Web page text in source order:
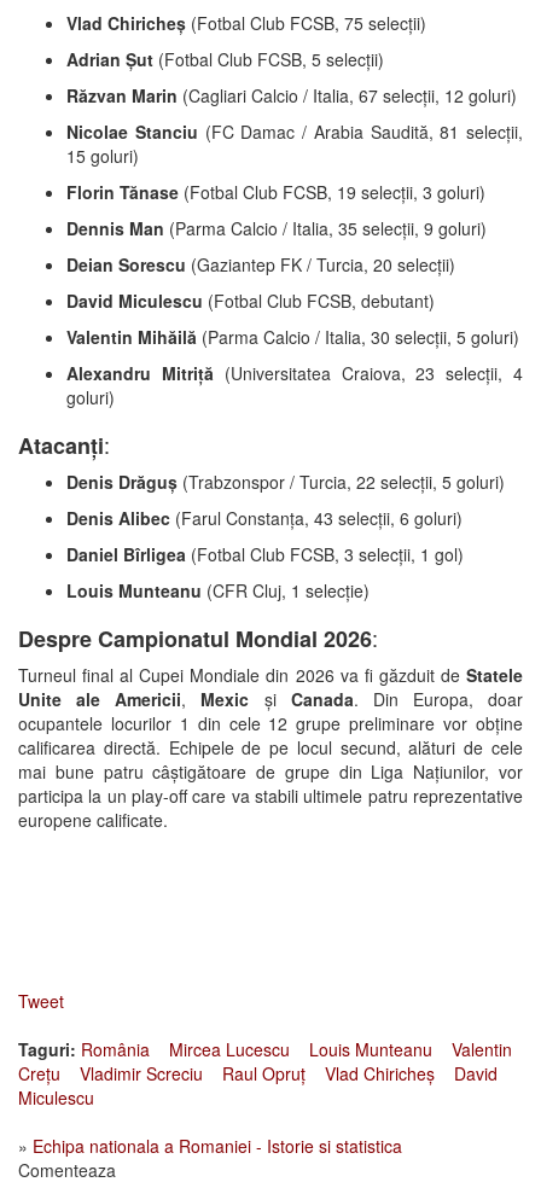
Vlad Chiricheș (Fotbal Club FCSB, 75 selecții)
Adrian Șut (Fotbal Club FCSB, 5 selecții)
Răzvan Marin (Cagliari Calcio / Italia, 67 selecții, 12 goluri)
Nicolae Stanciu (FC Damac / Arabia Saudită, 81 selecții,
15 goluri)
Florin Tănase (Fotbal Club FCSB, 19 selecții, 3 goluri)
Dennis Man (Parma Calcio / Italia, 35 selecții, 9 goluri)
Deian Sorescu (Gaziantep FK / Turcia, 20 selecții)
David Miculescu (Fotbal Club FCSB, debutant)
Valentin Mihăilă (Parma Calcio / Italia, 30 selecții, 5 goluri)
Alexandru Mitriță(Universitatea Craiova, 23 selecții, 4
goluri)
Atacanți:
Denis Drăguș (Trabzonspor / Turcia, 22 selecții, 5 goluri)
Denis Alibec (Farul Constanța, 43 selecții, 6 goluri)
Daniel Bîrligea (Fotbal Club FCSB, 3 selecții, 1 gol)
Louis Munteanu (CFR Cluj, 1 selecție)
Despre Campionatul Mondial 2026:
Turneul final al Cupei Mondiale din 2026 va fi găzduit de Statele
Unite ale Americii, Mexic și Canada. Din Europa, doar
ocupantele locurilor 1 din cele 12 grupe preliminare vor obține
calificarea directă. Echipele de pe locul secund, alături de cele
mai bune patru câștigătoare de grupe din Liga Națiunilor, vor
participa la un play-off care va stabili ultimele patru reprezentative
europene calificate.
Tweet
Taguri: România Mircea Lucescu Louis Munteanu
Valentin
Crețu
Vladimir Screciu Raul Opruț Vlad Chiricheș
David
Miculescu
» Echipa nationala a Romaniei - Istorie si statistica
Comenteaza